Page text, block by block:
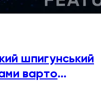
шпигунський
варто